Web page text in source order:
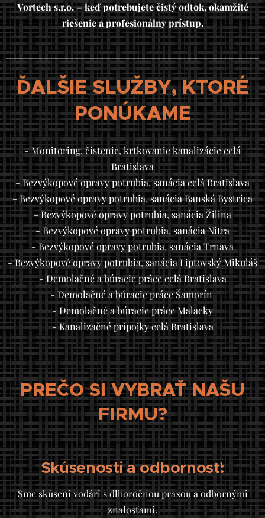
Vortech s.r.o. – keď potrebujete čistý odtok, okamžité
riešenie a profesionálny prístup.
ĎALŠIE SLUŽBY, KTORÉ
PONÚKAME
- Monitoring, čistenie, krtkovanie kanalizácie celá
Bratislava
- Bezvýkopové opravy potrubia, sanácia celáBratislava
- Bezvýkopové opravy potrubia, sanáciaBanská Bystrica
- Bezvýkopové opravy potrubia, sanáciaŽilina
- Bezvýkopové opravy potrubia, sanáciaNitra
- Bezvýkopové opravy potrubia, sanáciaTrnava
- Bezvýkopové opravy potrubia, sanáciaLiptovský Mikuláš
- Demolačné a búracie práce celáBratislava
- Demolačné a búracie práceŠamorín
- Demolačné a búracie práceMalacky
- Kanalizačné prípojky celáBratislava
PREČO SI VYBRAŤ NAŠU
FIRMU?
Skúsenosti a odbornosť:
Sme skúsení vodári s dlhoročnou praxou a odbornými
znalosťami.